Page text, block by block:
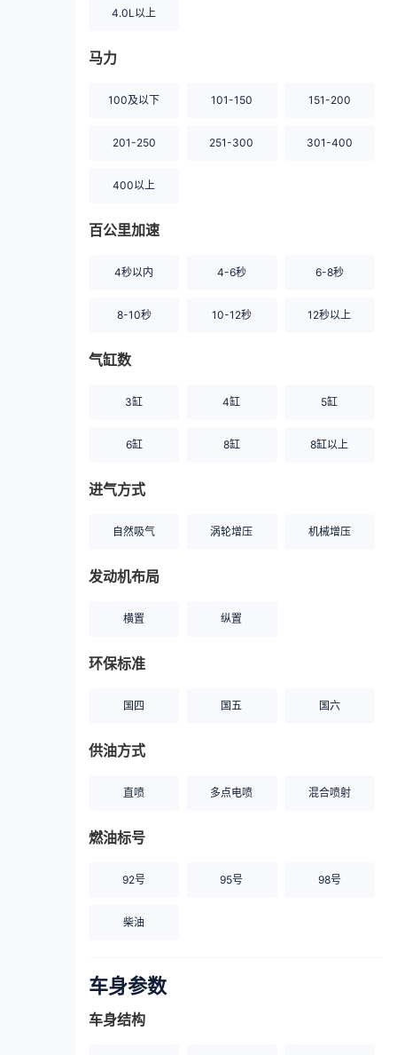
4.0L以上
马力
100及以下 101-150 151-200
201-250 251-300 301-400
400以上
百公里加速
4秒以内 4-6秒 6-8秒
8-10秒 10-12秒 12秒以上
气缸数
3缸 4缸 5缸
6缸 8缸 8缸以上
进气方式
自然吸气 涡轮增压 机械增压
发动机布局
横置 纵置
环保标准
国四 国五 国六
供油方式
直喷 多点电喷 混合喷射
燃油标号
92号 95号 98号
柴油
车身参数
车身结构